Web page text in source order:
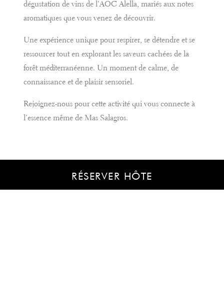
RÉSERVER HÔTE
dégustation de vins de l’AOC Alella, mariés aux notes
aromatiques que vous venez de découvrir.
Une expérience unique pour respirer, se détendre et se
ressourcer tout en explorant les saveurs cachées de la
forêt méditerranéenne. Un moment de calme, de
connaissance et de plaisir sensoriel.
Rejoignez-nous pour cette activité qui vous connecte à
l’essence même de Mas Salagros.